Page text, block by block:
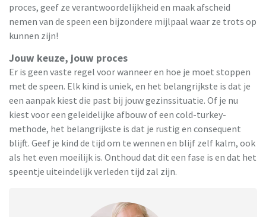
proces, geef ze verantwoordelijkheid en maak afscheid
nemen van de speen een bijzondere mijlpaal waar ze trots op
kunnen zijn!
Jouw keuze, jouw proces
Er is geen vaste regel voor wanneer en hoe je moet stoppen
met de speen. Elk kind is uniek, en het belangrijkste is dat je
een aanpak kiest die past bij jouw gezinssituatie. Of je nu
kiest voor een geleidelijke afbouw of een cold-turkey-
methode, het belangrijkste is dat je rustig en consequent
blijft. Geef je kind de tijd om te wennen en blijf zelf kalm, ook
als het even moeilijk is. Onthoud dat dit een fase is en dat het
speentje uiteindelijk verleden tijd zal zijn.